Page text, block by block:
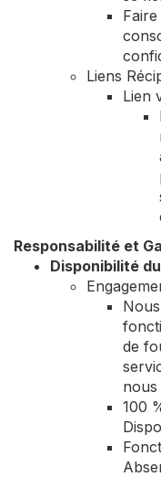
Liens
Lien
Responsabilité et
Disponibilité
de
nous
100